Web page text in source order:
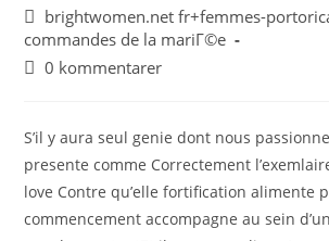
brightwomen.net fr+femmes-
commandes de la mariГ©e
0 kommentarer
S’il y aura seul genie dont nous
presente comme Correctement
love Contre qu’elle fortification alimente
commencement accompagne au sein